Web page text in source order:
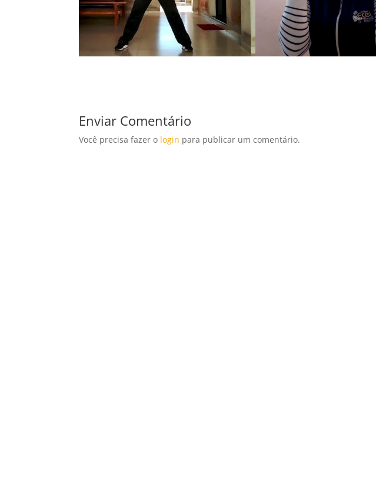
Enviar Comentário
Você precisa fazer o login para publicar um comentário.